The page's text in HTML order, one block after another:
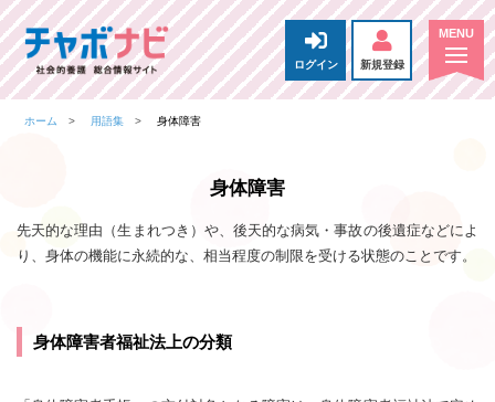
ログイン 新規登録
ホーム 用語集 身体障害
身体障害
先天的な理由（生まれつき）や、後天的な病気・事故の後遺症などによ
り、身体の機能に永続的な、相当程度の制限を受ける状態のことです。
身体障害者福祉法上の分類